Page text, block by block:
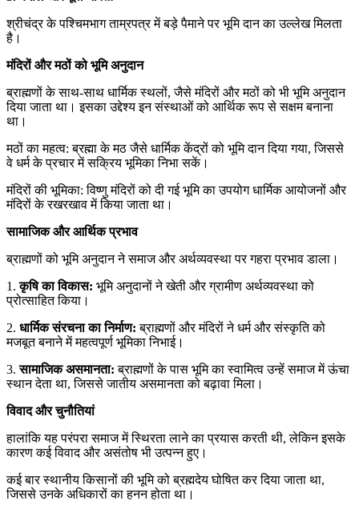
श्रीचंद्र के पश्चिमभाग ताम्रपत्र में बड़े पैमाने पर भूमि दान का उल्लेख मिलता
है।
मंदिरों और मठों को भूमि अनुदान
ब्राह्मणों के साथ-साथ धार्मिक स्थलों, जैसे मंदिरों और मठों को भी भूमि अनुदान
दिया जाता था। इसका उद्देश्य इन संस्थाओं को आर्थिक रूप से सक्षम बनाना
था।
मठों का महत्व: ब्रह्मा के मठ जैसे धार्मिक केंद्रों को भूमि दान दिया गया, जिससे
वे धर्म के प्रचार में सक्रिय भूमिका निभा सकें।
मंदिरों की भूमिका: विष्णु मंदिरों को दी गई भूमि का उपयोग धार्मिक आयोजनों और
मंदिरों के रखरखाव में किया जाता था।
सामाजिक और आर्थिक प्रभाव
ब्राह्मणों को भूमि अनुदान ने समाज और अर्थव्यवस्था पर गहरा प्रभाव डाला।
1.कृषि का विकास: भूमि अनुदानों ने खेती और ग्रामीण अर्थव्यवस्था को
प्रोत्साहित किया।
2. धार्मिक संरचना का निर्माण: ब्राह्मणों और मंदिरों ने धर्म और संस्कृति को
मजबूत बनाने में महत्वपूर्ण भूमिका निभाई।
3.सामाजिक असमानता: ब्राह्मणों के पास भूमि का स्वामित्व उन्हें समाज में ऊंचा
स्थान देता था, जिससे जातीय असमानता को बढ़ावा मिला।
विवाद और चुनौतियां
हालांकि यह परंपरा समाज में स्थिरता लाने का प्रयास करती थी, लेकिन इसके
कारण कई विवाद और असंतोष भी उत्पन्न हुए।
कई बार स्थानीय किसानों की भूमि को ब्रह्मदेय घोषित कर दिया जाता था,
जिससे उनके अधिकारों का हनन होता था।